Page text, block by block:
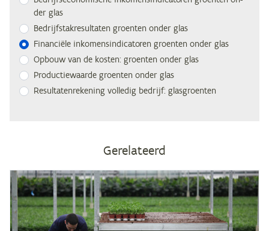
der glas
Be­drijfs­tak­re­sul­ta­ten groen­ten on­der glas
Fi­nan­ci­ë­le in­ko­mens­in­di­ca­to­ren groen­ten on­der glas
Op­bouw van de kos­ten: groen­ten on­der glas
Pro­duc­tie­waar­de groen­ten on­der glas
Re­sul­ta­ten­re­ke­ning vol­le­dig be­drijf: glasgroenten
Gerelateerd